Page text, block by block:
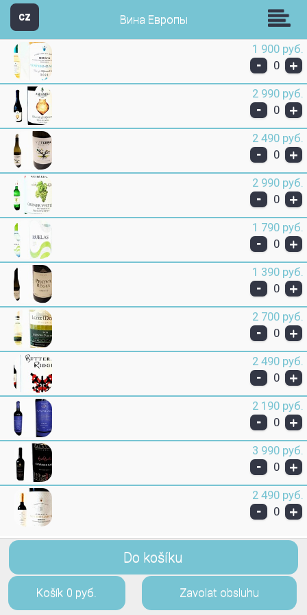
CZ Звезда Групп
Вина Европы
1 900 руб.
- 0 +
2 990 руб.
- 0 +
2 490 руб.
- 0 +
2 990 руб.
- 0 +
1 790 руб.
- 0 +
1 390 руб.
- 0 +
2 700 руб.
- 0 +
2 490 руб.
- 0 +
2 190 руб.
- 0 +
3 990 руб.
- 0 +
2 490 руб.
- 0 +
Do košíku
Košík 0 руб. Zavolat obsluhu